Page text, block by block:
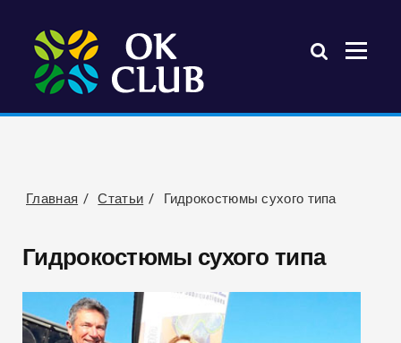
Главная Статьи Гидрокостюмы сухого типа
Гидрокостюмы сухого типа